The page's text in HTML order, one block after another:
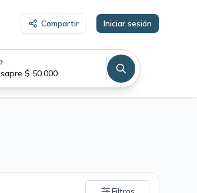
Compartir Iniciar sesión
$ 50.000